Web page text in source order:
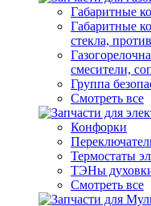
Габаритные
Габаритные
стекла,
смесители,
Группа
Смотреть все
Конфорки
Термостаты
ТЭНы
Смотреть все